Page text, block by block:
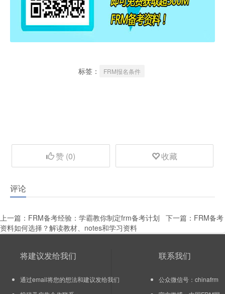
标签： FRM报名条件
赞 (0) 收藏
评论
上一篇： FRM备考经验：学霸教你制定frm备考计划 下一篇： FRM备考
资料如何选择？解读教材、notes和学习资料
将建议发给我们
通过email将您的想法和建议发给我们
联系我们
公众微信号：chinafrm